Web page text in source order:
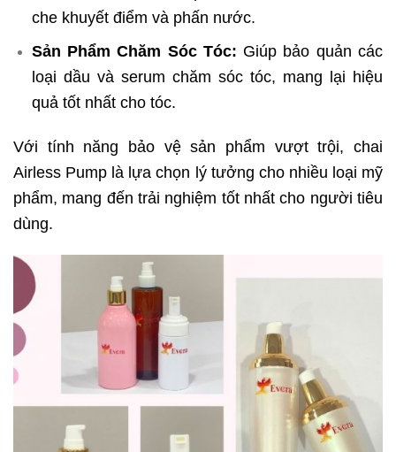
che khuyết điểm và phấn nước.
Sản Phẩm Chăm Sóc Tóc: Giúp bảo quản các
loại dầu và serum chăm sóc tóc, mang lại hiệu
quả tốt nhất cho tóc.
Với tính năng bảo vệ sản phẩm vượt trội, chai
Airless Pump là lựa chọn lý tưởng cho nhiều loại mỹ
phẩm, mang đến trải nghiệm tốt nhất cho người tiêu
dùng.